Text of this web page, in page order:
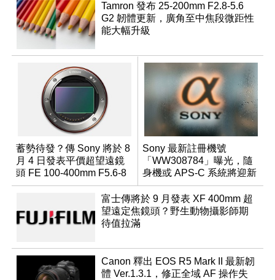
Tamron 發布 25-200mm F2.8-5.6
G2 韌體更新，廣角至中焦段微距性
能大幅升級
蓄勢待發？傳 Sony 將於 8
月 4 日發表平價超望遠鏡
頭 FE 100-400mm F5.6-8
Sony 最新註冊機號
「WW308784」曝光，隨
身機或 APS-C 系統將迎新
成員？
富士傳將於 9 月發表 XF 400mm 超
望遠定焦鏡頭？野生動物攝影師期
待值拉滿
Canon 釋出 EOS R5 Mark II 最新韌
體 Ver.1.3.1，修正全域 AF 操作失